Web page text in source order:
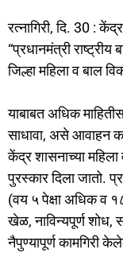
c
e
b
o
k
st
o
d
n
ai
l
रत्नागिरी, दि. 30 :
“प्रधानमंत्री
जिल्हा महिला व बाल
याबाबत अधिक
साधावा, असे आवाहन
केंद्र शासनाच्या महिला
पुरस्कार दिला जातो.
(वय ५ पेक्षा अधिक व
खेळ, नाविन्यपूर्ण शोध,
नैपुण्यापूर्ण कामगिरी